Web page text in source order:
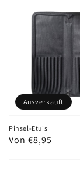
Pinsel-Etuis
Normaler
Von €8,95
Ausverkauft